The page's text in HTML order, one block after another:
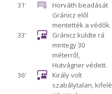
31'
Horváth beadását
Gránicz elől
mentették a védők.
33'
Gránicz küldte rá
mintegy 30
méterről,
Hutvágner védett.
36'
Király volt
szabálytalan, kifelé